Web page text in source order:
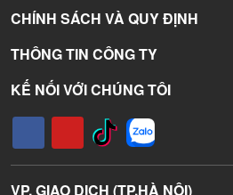
CHÍNH SÁCH VÀ QUY ĐỊNH
THÔNG TIN CÔNG TY
KẾ NỐI VỚI CHÚNG TÔI
VP. GIAO DỊCH (TP.HÀ NỘI)